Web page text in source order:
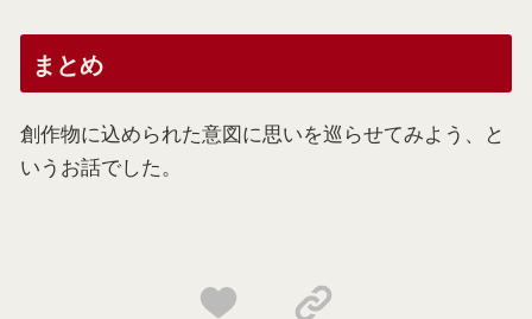
まとめ
創作物に込められた意図に思いを巡らせてみよう、と
いうお話でした。